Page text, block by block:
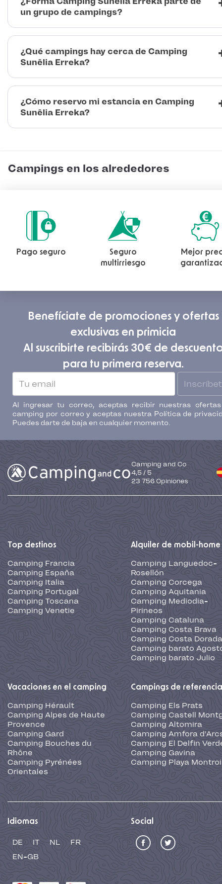
un grupo de campings?
¿Qué campings hay cerca de Camping
Sunêlia Erreka?
¿Cómo reservo mi estancia en Camping
Sunêlia Erreka?
Campings en los alrededores
Pago seguro
Seguro
multirriesgo
Mejor
Benefíciate de promociones y ofertas
exclusivas en primicia
Al suscribirte recibirás 30€ de
para tu primera reserva.
Al ingresar tu correo, aceptas recibir nuestras
camping por correo y aceptas nuestra Política de
Puedes darte de baja en cualquier momento.
Camping and Co
4,5 / 5
23 756 Opiniones
Top destinos
Camping Francia
Camping España
Camping Italia
Camping Portugal
Camping Toscana
Camping Venetie
Alquiler de mobil-home
Camping Languedoc-
Rosellón
Camping Corcega
Camping Aquitania
Camping Mediodia-
Pirineos
Camping Cataluna
Camping Costa Brava
Camping Costa Dorada
Camping barato
Camping barato Julio
Vacaciones en el camping
Camping Hérault
Camping Alpes de Haute
Provence
Camping Gard
Camping Bouches du
Rhône
Camping Pyrénées
Orientales
Campings de referencia
Camping Els Prats
Camping Castell
Camping Altomira
Camping Amfora
Camping El Delfin
Camping Gavina
Camping Playa
Idiomas
DE IT NL
FR
EN-GB
Social